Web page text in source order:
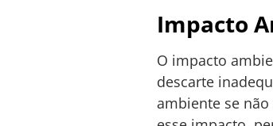
Impacto
O impacto
descarte
ambiente se